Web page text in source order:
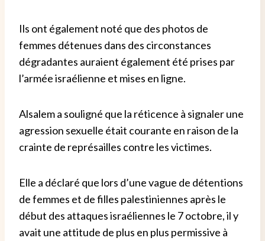
Ils ont également noté que des photos de
femmes détenues dans des circonstances
dégradantes auraient également été prises par
l’armée israélienne et mises en ligne.
Alsalem a souligné que la réticence à signaler une
agression sexuelle était courante en raison de la
crainte de représailles contre les victimes.
Elle a déclaré que lors d’une vague de détentions
de femmes et de filles palestiniennes après le
début des attaques israéliennes le 7 octobre, il y
avait une attitude de plus en plus permissive à